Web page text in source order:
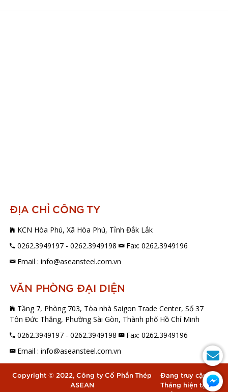
ĐỊA CHỈ CÔNG TY
KCN Hòa Phú, Xã Hòa Phú, Tỉnh Đắk Lắk
0262.3949197 - 0262.3949198 Fax: 0262.3949196
Email : info@aseansteel.com.vn
VĂN PHÒNG ĐẠI DIỆN
Tầng 7, Phòng 703, Tòa nhà Saigon Trade Center, Số 37
Tôn Đức Thắng, Phường Sài Gòn, Thành phố Hồ Chí Minh
0262.3949197 - 0262.3949198 Fax: 0262.3949196
Email : info@aseansteel.com.vn
Copyright © 2022, Công ty Cổ Phần Thép
ASEAN
Đang truy cập:4
Tháng hiện tại:0